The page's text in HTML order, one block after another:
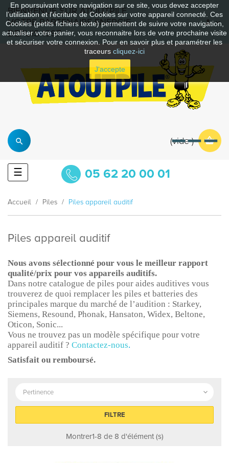
En poursuivant votre navigation sur ce site, vous devez accepter
l’utilisation et l'écriture de Cookies sur votre appareil connecté. Ces
Cookies (petits fichiers texte) permettent de suivre votre navigation,
actualiser votre panier, vous reconnaitre lors de votre prochaine visite
et sécuriser votre connexion. Pour en savoir plus et paramétrer les
traceurs cliquez-ici
J'accepte
BIENVENUE SUR ATOUTPILE
VOTRE PARTENAIRE ENERGIE
DEPUIS 1997
vide
Basculer
la
☰ 05 62 20 00 01
Accueil Piles Piles appareil auditif
Piles appareil auditif
Nous avons sélectionné pour vous le meilleur rapport
qualité/prix pour vos appareils auditifs.
Dans notre catalogue de piles pour aides auditives vous
trouverez de quoi remplacer les piles et batteries des
principales marque du marché de l’audition : Starkey,
Siemens, Resound, Phonak, Hansaton, Widex, Beltone,
Oticon, Sonic...
Vous ne trouvez pas un modèle spécifique pour votre
appareil auditif ? Contactez-nous.
Satisfait ou remboursé.
Pertinence 
FILTRE
Montrer1-8 de 8 d'élément (s)